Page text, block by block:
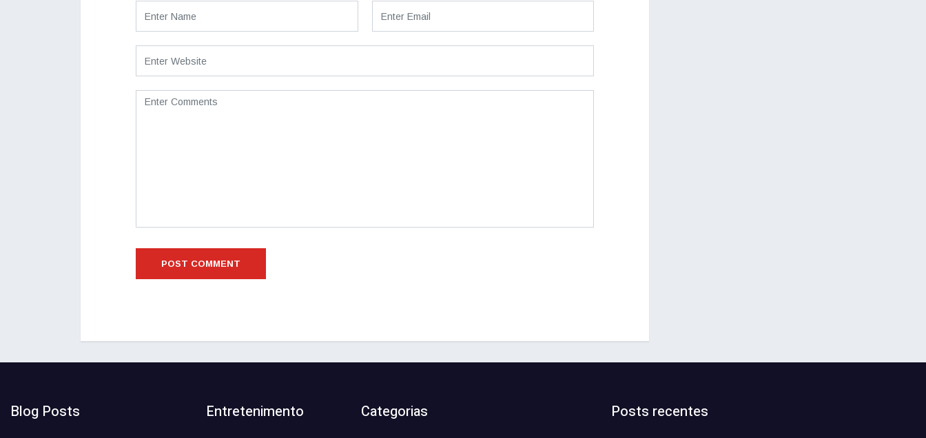
Blog Posts Entretenimento Categorias Posts recentes